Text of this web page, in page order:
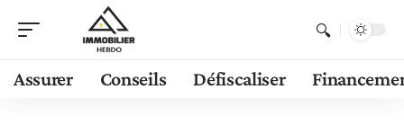
Assurer Conseils Défiscaliser